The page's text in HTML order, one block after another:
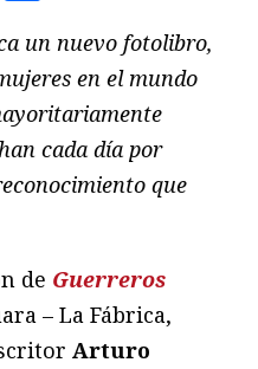
un nuevo fotolibro,
en el mundo
cada día por
que
de Guerreros
– La Fábrica,
Arturo